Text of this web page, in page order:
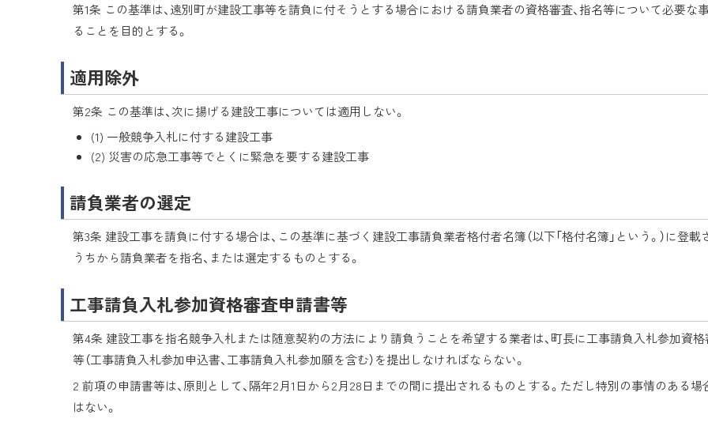
第1条 この基準は、遠別町が建設工事等を請負に付そうとする場合における請負業者の資格審査、指名等について必要な
ることを目的とする。
適用除外
第2条 この基準は、次に揚げる建設工事については適用しない。
(1) 一般競争入札に付する建設工事
(2) 災害の応急工事等でとくに緊急を要する建設工事
請負業者の選定
第3条 建設工事を請負に付する場合は、この基準に基づく建設工事請負業者格付者名簿（以下「格付名簿」という。）に登載
うちから請負業者を指名、または選定するものとする。
工事請負入札参加資格審査申請書等
第4条 建設工事を指名競争入札または随意契約の方法により請負うことを希望する業者は、町長に工事請負入札参加資
等（工事請負入札参加申込書、工事請負入札参加願を含む）を提出しなければならない。
2 前項の申請書等は、原則として、隔年2月1日から2月28日までの間に提出されるものとする。ただし特別の事情のある場
はない。